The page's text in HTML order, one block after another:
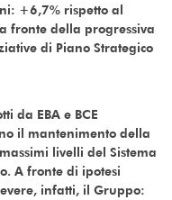
+6,7% rispetto al
fronte della progressiva
di Piano Strategico
da EBA e BCE
il mantenimento della
livelli del Sistema
A fronte di ipotesi
infatti, il Gruppo: